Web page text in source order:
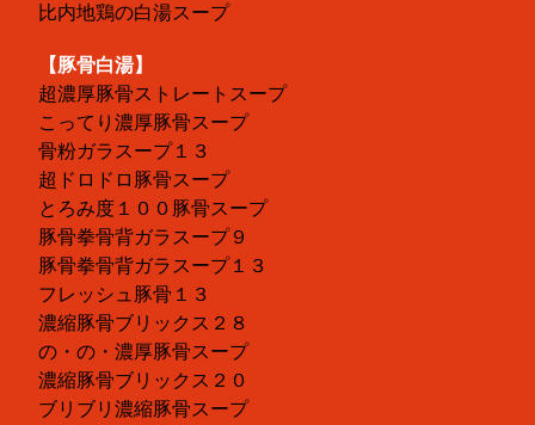
比内地鶏の白湯スープ
【豚骨白湯】
超濃厚豚骨ストレートスープ
こってり濃厚豚骨スープ
骨粉ガラスープ１３
超ドロドロ豚骨スープ
とろみ度１００豚骨スープ
豚骨拳骨背ガラスープ９
豚骨拳骨背ガラスープ１３
フレッシュ豚骨１３
濃縮豚骨ブリックス２８
の・の・濃厚豚骨スープ
濃縮豚骨ブリックス２０
ブリブリ濃縮豚骨スープ